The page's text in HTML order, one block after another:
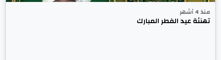
منذ 4 أشهر
تهنئة عيد الفطر المبارك